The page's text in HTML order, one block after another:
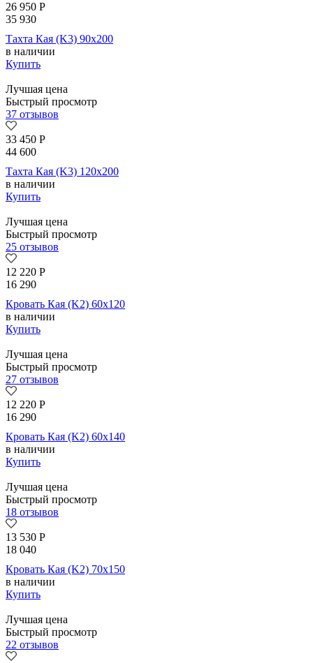
26 950 Р
35 930
Тахта Кая (K3) 90х200
в наличии
Купить
Лучшая цена
Быстрый просмотр
37 отзывов
33 450 Р
44 600
Тахта Кая (K3) 120х200
в наличии
Купить
Лучшая цена
Быстрый просмотр
25 отзывов
12 220 Р
16 290
Кровать Кая (K2) 60х120
в наличии
Купить
Лучшая цена
Быстрый просмотр
27 отзывов
12 220 Р
16 290
Кровать Кая (K2) 60х140
в наличии
Купить
Лучшая цена
Быстрый просмотр
18 отзывов
13 530 Р
18 040
Кровать Кая (K2) 70х150
в наличии
Купить
Лучшая цена
Быстрый просмотр
22 отзывов